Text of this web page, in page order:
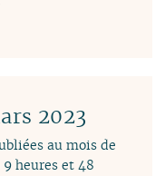
2023
au mois de
heures et 48